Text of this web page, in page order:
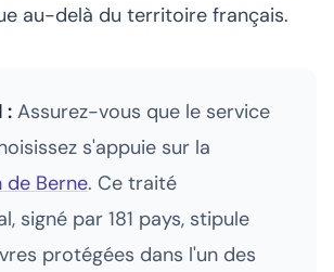
au-delà du territoire français.
:Assurez-vous que le service
s'appuie sur la
de Berne. Ce traité
signé par 181 pays, stipule
protégées dans l'un des